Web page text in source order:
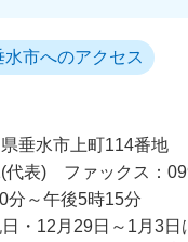
水市へのアクセス
垂水市上町114番地
代表)
ファックス：
分～午後5時15分
・12月29日～1月3日